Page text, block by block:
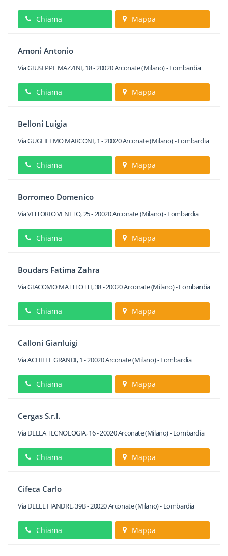
Chiama Mappa
Amoni Antonio
Via GIUSEPPE MAZZINI, 18-20020Arconate(Milano) -Lombardia
Chiama Mappa
Belloni Luigia
Via GUGLIELMO MARCONI, 1 -20020Arconate(Milano) -Lombardia
Chiama Mappa
Borromeo Domenico
Via VITTORIO VENETO, 25-20020Arconate(Milano) -Lombardia
Chiama Mappa
Boudars Fatima Zahra
Via GIACOMO MATTEOTTI, 38-20020Arconate(Milano) -Lombardia
Chiama Mappa
Calloni Gianluigi
Via ACHILLE GRANDI, 1 -20020Arconate(Milano) -Lombardia
Chiama Mappa
Cergas S.r.l.
Via DELLA TECNOLOGIA, 16-20020Arconate(Milano) -Lombardia
Chiama Mappa
Cifeca Carlo
Via DELLE FIANDRE, 39B-20020Arconate(Milano) - Lombardia
Chiama Mappa